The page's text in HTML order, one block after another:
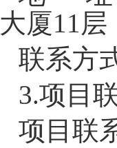
大厦11层
联系方
3.项目
项目联